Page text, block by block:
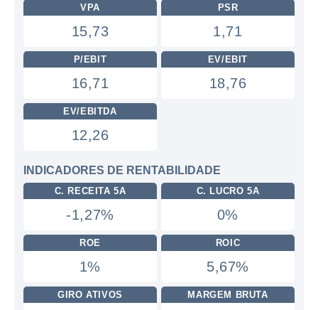
VPA
15,73
PSR
1,71
P/EBIT
16,71
EV/EBIT
18,76
EV/EBITDA
12,26
INDICADORES DE RENTABILIDADE
C. RECEITA 5A
-1,27%
C. LUCRO 5A
0%
ROE
1%
ROIC
5,67%
GIRO ATIVOS MARGEM BRUTA